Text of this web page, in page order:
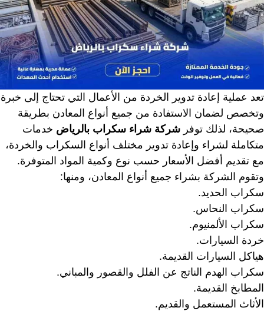
تعد عملية إعادة تدوير الخردة من الأعمال التي تحتاج إلى خبرة
وتخصص لضمان الاستفادة من جميع أنواع المعادن بطريقة
صحيحة، لذلك توفر شركة شراء سكراب بالرياض خدمات
متكاملة لشراء وإعادة تدوير مختلف أنواع السكراب والخردة،
مع تقديم أفضل الأسعار حسب نوع وكمية المواد المتوفرة.
وتقوم الشركة بشراء جميع أنواع المعادن، ومنها:
سكراب الحديد.
سكراب النحاس.
سكراب الألمنيوم.
خردة السيارات.
هياكل السيارات القديمة.
سكراب الهدم الناتج عن الفلل والقصور والمباني.
المطابخ القديمة.
الأثاث المستعمل والقديم.